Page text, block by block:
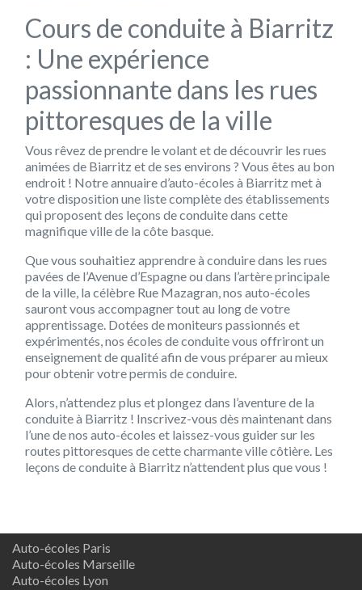
Cours de conduite à Biarritz
: Une expérience
passionnante dans les rues
pittoresques de la ville
Vous rêvez de prendre le volant et de découvrir les rues
animées de Biarritz et de ses environs ? Vous êtes au bon
endroit ! Notre annuaire d’auto-écoles à Biarritz met à
votre disposition une liste complète des établissements
qui proposent des leçons de conduite dans cette
magnifique ville de la côte basque.
Que vous souhaitiez apprendre à conduire dans les rues
pavées de l’Avenue d’Espagne ou dans l’artère principale
de la ville, la célèbre Rue Mazagran, nos auto-écoles
sauront vous accompagner tout au long de votre
apprentissage. Dotées de moniteurs passionnés et
expérimentés, nos écoles de conduite vous offriront un
enseignement de qualité afin de vous préparer au mieux
pour obtenir votre permis de conduire.
Alors, n’attendez plus et plongez dans l’aventure de la
conduite à Biarritz ! Inscrivez-vous dès maintenant dans
l’une de nos auto-écoles et laissez-vous guider sur les
routes pittoresques de cette charmante ville côtière. Les
leçons de conduite à Biarritz n’attendent plus que vous !
Auto-écoles Paris
Auto-écoles Marseille
Auto-écoles Lyon